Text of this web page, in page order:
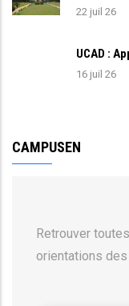
22 juil 26
UCAD :
16 juil 26
CAMPUSEN
Retrouver
orientations